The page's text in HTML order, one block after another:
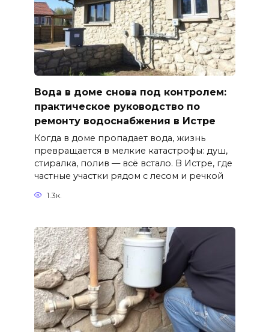
Вода в доме снова под контролем:
практическое руководство по
ремонту водоснабжения в Истре
Когда в доме пропадает вода, жизнь
превращается в мелкие катастрофы: душ,
стиралка, полив — всё встало. В Истре, где
частные участки рядом с лесом и речкой
1.3к.